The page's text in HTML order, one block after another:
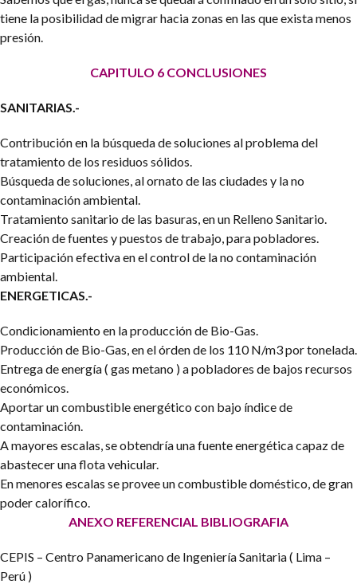
tiene la posibilidad de migrar hacia zonas en las que exista menos
presión.
CAPITULO 6 CONCLUSIONES
SANITARIAS.-
Contribución en la búsqueda de soluciones al problema del
tratamiento de los residuos sólidos.
Búsqueda de soluciones, al ornato de las ciudades y la no
contaminación ambiental.
Tratamiento sanitario de las basuras, en un Relleno Sanitario.
Creación de fuentes y puestos de trabajo, para pobladores.
Participación efectiva en el control de la no contaminación
ambiental.
ENERGETICAS.-
Condicionamiento en la producción de Bio-Gas.
Producción de Bio-Gas, en el órden de los 110 N/m3 por tonelada.
Entrega de energía ( gas metano ) a pobladores de bajos recursos
económicos.
Aportar un combustible energético con bajo índice de
contaminación.
A mayores escalas, se obtendría una fuente energética capaz de
abastecer una flota vehicular.
En menores escalas se provee un combustible doméstico, de gran
poder calorífico.
ANEXO REFERENCIAL BIBLIOGRAFIA
CEPIS – Centro Panamericano de Ingeniería Sanitaria ( Lima –
Perú )